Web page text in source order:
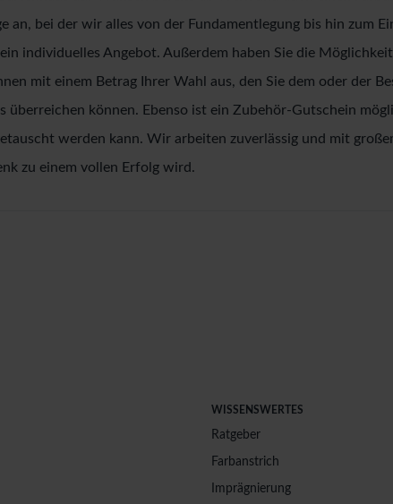
an, bei der wir alles von der Fundamentlegung bis hin zum
individuelles Angebot. Außerdem haben Sie die
mit einem Betrag Ihrer Wahl aus, den Sie dem oder der
überreichen können. Ebenso ist ein Zubehör-Gutschein
werden kann. Wir arbeiten zuverlässig und mit
zu einem vollen Erfolg wird.
WISSENSWERTES
Ratgeber
Farbanstrich
Imprägnierung